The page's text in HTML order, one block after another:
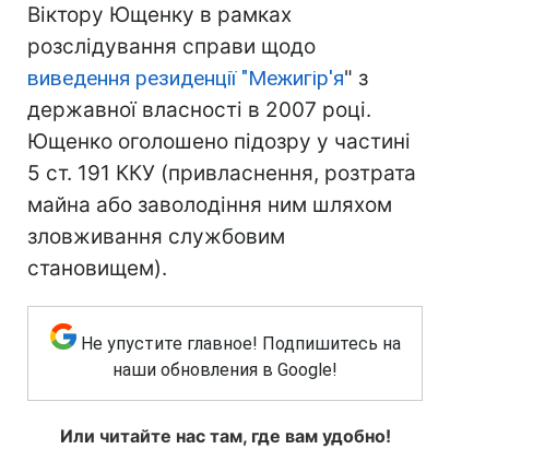
Віктору Ющенку в рамках
розслідування справи щодо
виведення резиденції "Межигір'я" з
державної власності в 2007 році.
Ющенко оголошено підозру у частині
5 ст. 191 ККУ (привласнення, розтрата
майна або заволодіння ним шляхом
зловживання службовим
становищем).
Не упустите главное! Подпишитесь на
наши обновления в Google!
Или читайте нас там, где вам удобно!